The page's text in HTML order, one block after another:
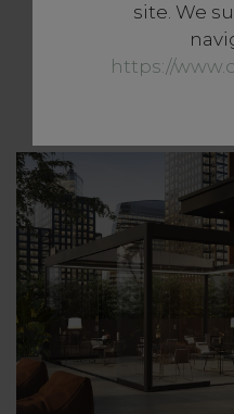
site. We
https://
Alba
Ihren